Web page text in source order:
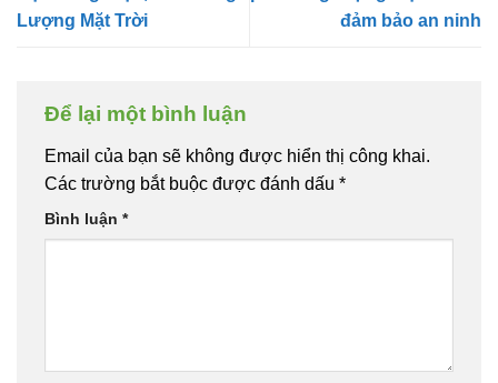
Lượng Mặt Trời
đảm bảo an ninh
Để lại một bình luận
Email của bạn sẽ không được hiển thị công khai.
Các trường bắt buộc được đánh dấu *
Bình luận *